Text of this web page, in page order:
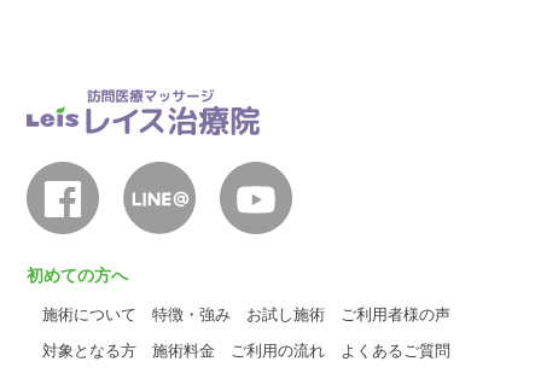
初めての方へ
施術について 特徴・強み お試し施術
ご利用者様の声
対象となる方
施術料金 ご利用の流れ よくあるご質問